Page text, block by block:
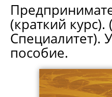
(краткий курс).
Специалитет).
пособие.